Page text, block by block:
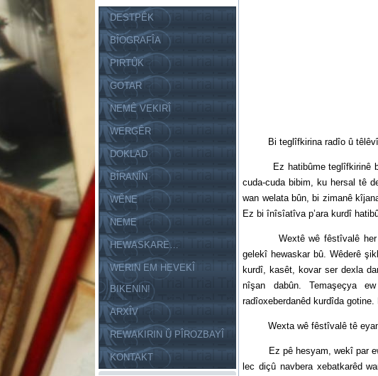
DESTPÊK
BÎOGRAFÎA
PIRTÛK
GOTAR
NEMÊ VEKIRÎ
WERGÊR
DOKLAD
BÎRANÎN
WÊNE
NEME
HEWASKARE…
WERIN EM HEVEKÎ
BIKENIN!
ARXÎV
REWAKIRIN Û PÎROZBAYÎ
KONTAKT
Bi teglîfkirina radîo û
Ez hatibûme teglîfkirinê
cuda-cuda bibim, ku hersal tê
wan welata bûn, bi zimanê
Ez bi înîsîatîva p’ara kurdî
Wextê wê fêstîvalê her
gelekî hewaskar bû. Wêderê
kurdî, kasêt, kovar ser dexla
nîşan dabûn. Temaşeçya
radîoxeberdanêd kurdîda
Wexta wê fêstîvalê tê
Ez pê hesyam, wekî par ew
lec diçû navbera xebatkarêd